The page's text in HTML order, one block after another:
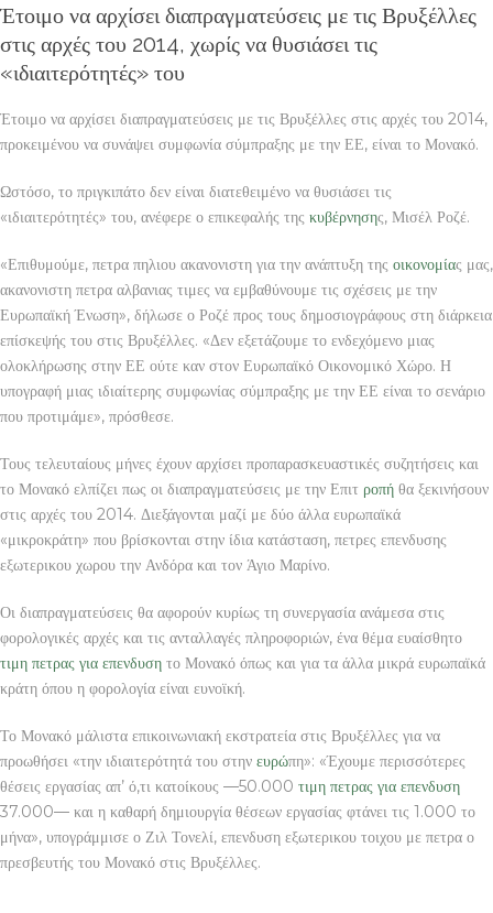
Έτοιμο να αρχίσει διαπραγματεύσεις με τις Βρυξέλλες
στις αρχές του 2014, χωρίς να θυσιάσει τις
«ιδιαιτερότητές» του
Έτοιμο να αρχίσει διαπραγματεύσεις με τις Βρυξέλλες στις αρχές του 2014,
προκειμένου να συνάψει συμφωνία σύμπραξης με την ΕΕ, είναι το Μονακό.
Ωστόσο, το πριγκιπάτο δεν είναι διατεθειμένο να θυσιάσει τις
«ιδιαιτερότητές» του, ανέφερε ο επικεφαλής της κυβέρνησης, Μισέλ Ροζέ.
«Επιθυμούμε, πετρα πηλιου ακανονιστη για την ανάπτυξη της οικονομίας μας,
ακανονιστη πετρα αλβανιας τιμες να εμβαθύνουμε τις σχέσεις με την
Ευρωπαϊκή Ένωση», δήλωσε ο Ροζέ προς τους δημοσιογράφους στη διάρκεια
επίσκεψής του στις Βρυξέλλες. «Δεν εξετάζουμε το ενδεχόμενο μιας
ολοκλήρωσης στην ΕΕ ούτε καν στον Ευρωπαϊκό Οικονομικό Χώρο. Η
υπογραφή μιας ιδιαίτερης συμφωνίας σύμπραξης με την ΕΕ είναι το σενάριο
που προτιμάμε», πρόσθεσε.
Τους τελευταίους μήνες έχουν αρχίσει προπαρασκευαστικές συζητήσεις και
το Μονακό ελπίζει πως οι διαπραγματεύσεις με την Επιτ ροπή θα ξεκινήσουν
στις αρχές του 2014. Διεξάγονται μαζί με δύο άλλα ευρωπαϊκά
«μικροκράτη» που βρίσκονται στην ίδια κατάσταση, πετρες επενδυσης
εξωτερικου χωρου την Ανδόρα και τον Άγιο Μαρίνο.
Οι διαπραγματεύσεις θα αφορούν κυρίως τη συνεργασία ανάμεσα στις
φορολογικές αρχές και τις ανταλλαγές πληροφοριών, ένα θέμα ευαίσθητο
τιμη πετρας για επενδυση το Μονακό όπως και για τα άλλα μικρά ευρωπαϊκά
κράτη όπου η φορολογία είναι ευνοϊκή.
Το Μονακό μάλιστα επικοινωνιακή εκστρατεία στις Βρυξέλλες για να
προωθήσει «την ιδιαιτερότητά του στην ευρώπη»: «Έχουμε περισσότερες
θέσεις εργασίας απ’ ό,τι κατοίκους —50.000 τιμη πετρας για επενδυση
37.000— και η καθαρή δημιουργία θέσεων εργασίας φτάνει τις 1.000 το
μήνα», υπογράμμισε ο Ζιλ Τονελί, επενδυση εξωτερικου τοιχου με πετρα ο
πρεσβευτής του Μονακό στις Βρυξέλλες.